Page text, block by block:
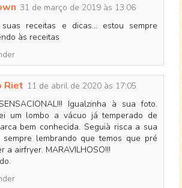
31 de março de 2019 às 13:06
receitas e dicas... estou sempre
às receitas
Riet 11 de abril de 2020 às 17:05
Igualzinha à sua foto.
um lombo a vácuo já temperado de
bem conhecida. Seguià risca a sua
sempre lembrando que temos que pré
a airfryer. MARAVILHOSO!!!